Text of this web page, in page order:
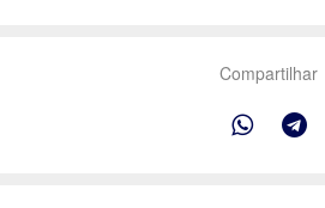
Compartilhar